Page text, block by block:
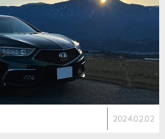
2024.02.02